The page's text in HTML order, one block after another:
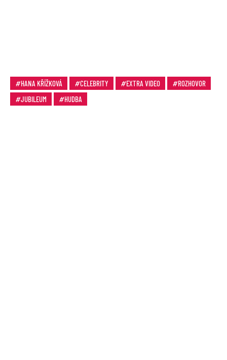
HANA KŘÍŽKOVÁ CELEBRITY EXTRA VIDEO
ROZHOVOR
JUBILEUM
HUDBA